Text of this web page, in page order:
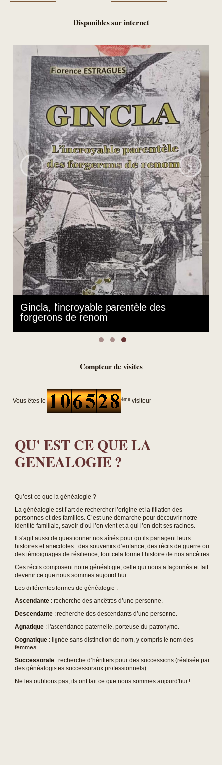
Disponibles sur internet
Gincla, l'incroyable parentèle des
forgerons de renom
‹ ›
Compteur de visites
Vous êtes le ème visiteur
QU' EST CE QUE LA
GENEALOGIE ?
Qu’est-ce que la généalogie ?
La généalogie est l’art de rechercher l’origine et la filiation des
personnes et des familles. C’est une démarche pour découvrir notre
identité familiale, savoir d’où l’on vient et à qui l’on doit ses racines.
Il s'agit aussi de questionner nos aînés pour qu’ils partagent leurs
histoires et anecdotes : des souvenirs d’enfance, des récits de guerre ou
des témoignages de résilience, tout cela forme l’histoire de nos ancêtres.
Ces récits composent notre généalogie, celle qui nous a façonnés et fait
devenir ce que nous sommes aujourd’hui.
Les différentes formes de généalogie :
Ascendante : recherche des ancêtres d’une personne.
Descendante : recherche des descendants d’une personne.
Agnatique : l'ascendance paternelle, porteuse du patronyme.
Cognatique : lignée sans distinction de nom, y compris le nom des
femmes.
Successorale : recherche d’héritiers pour des successions (réalisée par
des généalogistes successoraux professionnels).
Ne les oublions pas, ils ont fait ce que nous sommes aujourd'hui !